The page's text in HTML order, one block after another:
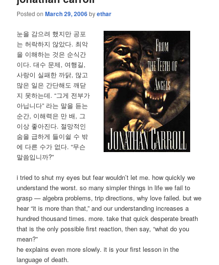
Posted onMarch 29, 2006byethar
눈을 감으려 했지만 공포
는 허락하지 않았다. 최악
을 이해하는 것은 순식간
이다. 대수 문제, 여행길,
사랑이 실패한 까닭, 많고
많은 일은 간단해도 깨닫
지 못하는데. “그게 전부가
아닙니다” 라는 말을 듣는
순간, 이해력은 만 배, 그
이상 좋아진다. 절망적인
숨을 급하게 들이쉴 수 밖
에 다른 수가 없다. “무슨
말씀입니까?”
i tried to shut my eyes but fear wouldn’t let me. how quickly we
understand the worst. so many simpler things in life we fail to
grasp — algebra problems, trip directions, why love failed. but we
hear “it is more than that,” and our understanding increases a
hundred thousand times. more. take that quick desperate breath
that is the only possible first reaction, then say, “what do you
mean?”
he explains even more slowly. it is your first lesson in the
language of death.